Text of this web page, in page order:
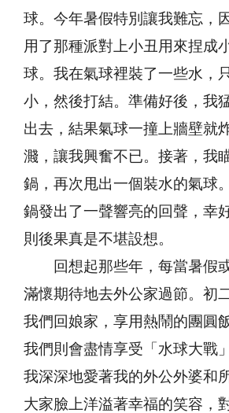
球。今年暑假特別讓我難忘，
用了那種派對上小丑用來捏成
球。我在氣球裡裝了一些水，
小，然後打結。準備好後，我
出去，結果氣球一撞上牆壁就
濺，讓我興奮不已。接著，我
鍋，再次甩出一個裝水的氣球
鍋發出了一聲響亮的回聲，幸
則後果真是不堪設想。
回想起那些年，每當暑假
滿懷期待地去外公家過節。初
我們回娘家，享用熱鬧的團圓
我們則會盡情享受「水球大戰
我深深地愛著我的外公外婆和
大家臉上洋溢著幸福的笑容，